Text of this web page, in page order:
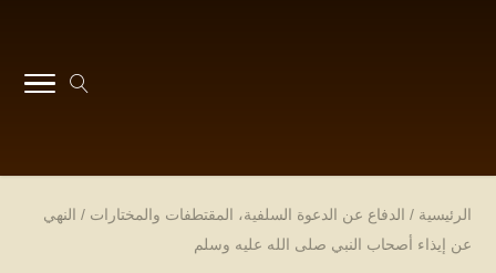
الرئيسية / الدفاع عن الدعوة السلفية، المقتطفات والمختارات / النهي
عن إيذاء أصحاب النبي صلى الله عليه وسلم